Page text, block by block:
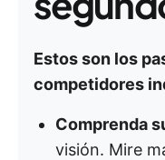
Estos son los
competidores
Comprenda
visión. Mire